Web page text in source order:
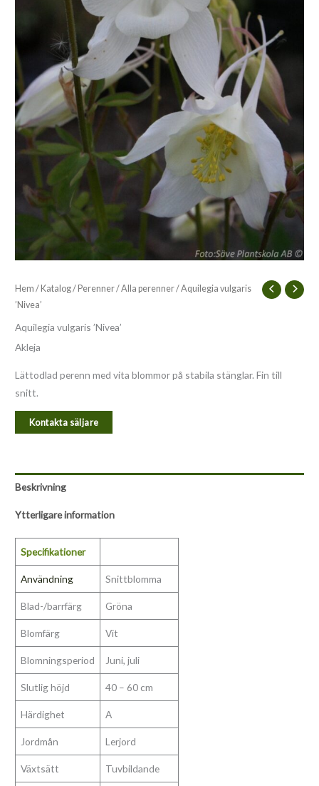
Hem /Katalog/Perenner/Alla perenner/ Aquilegia vulgaris
’Nivea’
Aquilegia vulgaris ’Nivea’
Akleja
Lättodlad perenn med vita blommor på stabila stänglar. Fin till
snitt.
Kontakta säljare
Beskrivning
Ytterligare information
Specifikationer
Användning Snittblomma
Blad-/barrfärg Gröna
Blomfärg Vit
Blomningsperiod Juni, juli
Slutlig höjd 40 – 60 cm
Härdighet A
Jordmån Lerjord
Växtsätt Tuvbildande